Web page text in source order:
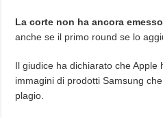
La corte non ha ancora
anche se il primo round se lo
Il giudice ha dichiarato che
immagini di prodotti Samsung
plagio.